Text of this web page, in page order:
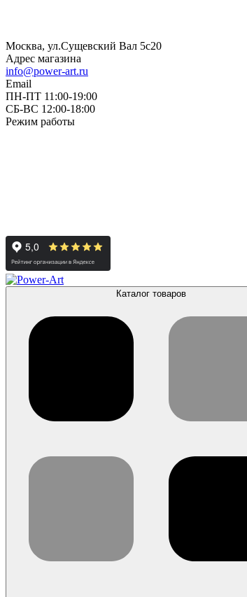
Москва, ул.Сущевский Вал 5с20
Адрес магазина
info@power-art.ru
Email
ПН-ПТ 11:00-19:00
СБ-ВС 12:00-18:00
Режим работы
Каталог товаров